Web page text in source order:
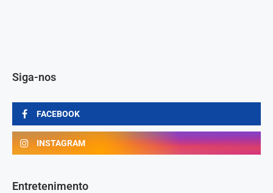
Siga-nos
FACEBOOK
INSTAGRAM
Entretenimento